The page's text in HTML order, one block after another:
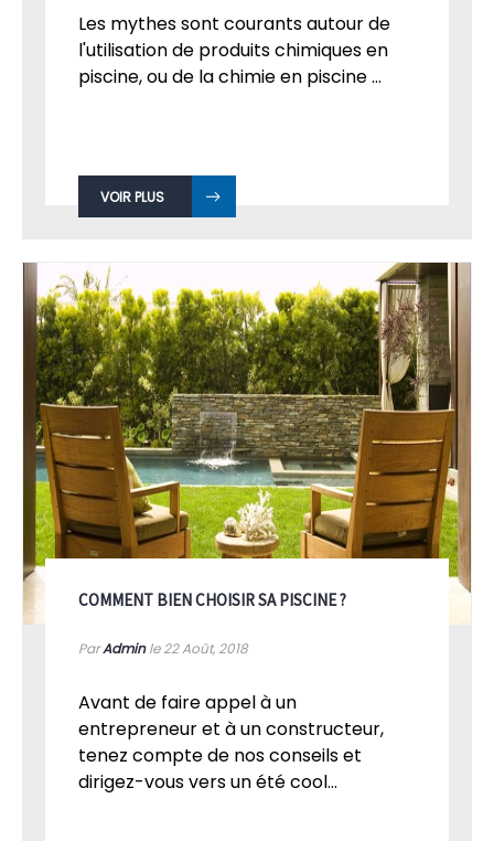
Les mythes sont courants autour de
l'utilisation de produits chimiques en
piscine, ou de la chimie en piscine ...
VOIR PLUS
COMMENT BIEN CHOISIR SA PISCINE ?
ParAdminle 22Août, 2018
Avant de faire appel à un
entrepreneur et à un constructeur,
tenez compte de nos conseils et
dirigez-vous vers un été cool...